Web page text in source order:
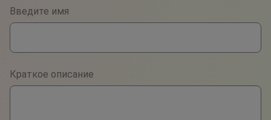
WhatsApp
Viber
Telegram
Введите имя
Краткое описание